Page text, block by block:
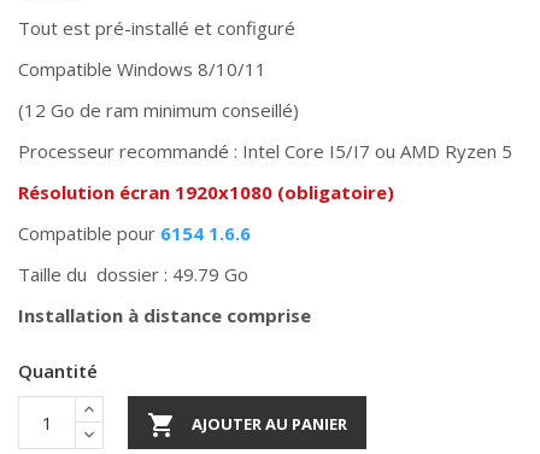
Tout est pré-installé et configuré
Compatible Windows 8/10/11
(12 Go de ram minimum conseillé)
Processeur recommandé : Intel Core I5/I7 ou AMD Ryzen 5
Résolution écran 1920x1080 (obligatoire)
Compatible pour 6154 1.6.6
Taille du dossier : 49.79 Go
Installation à distance comprise
Quantité
 AJOUTER AU PANIER